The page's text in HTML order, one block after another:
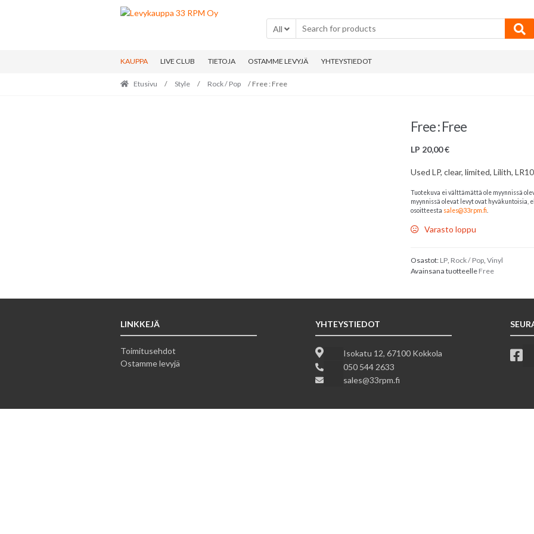
Skip
to
Skip
to
All
KAUPPA LIVE CLUB TIETOJA OSTAMME LEVYJÄ YHTEYSTIEDOT
Etusivu / Style / Rock / Pop / Free : Free
Free : Free
LP 20,00€
Used LP, clear, limited, Lilith,
Tuotekuva ei välttämättä ole myynnissä
myynnissä olevat levyt ovat hyväkuntoisia,
osoitteesta sales@33rpm.fi.
Varasto loppu
Osastot: LP, Rock / Pop, Vinyl
Avainsana tuotteelle Free
LINKKEJÄ
Toimitusehdot
Ostamme levyjä
YHTEYSTIEDOT
Isokatu 12, 67100 Kokkola
050 544 2633
sales@33rpm.fi